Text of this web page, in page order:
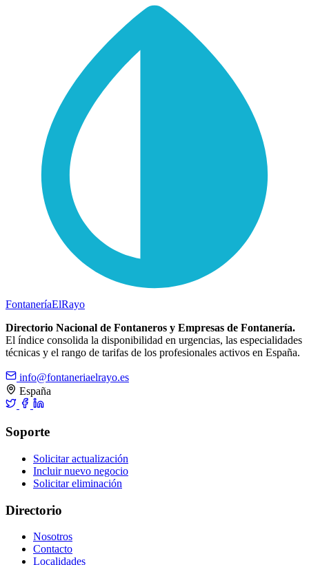
FontaneríaElRayo
Directorio Nacional de Fontaneros y Empresas de Fontanería.
El índice consolida la disponibilidad en urgencias, las especialidades
técnicas y el rango de tarifas de los profesionales activos en España.
info@fontaneriaelrayo.es
España
Soporte
Solicitar actualización
Incluir nuevo negocio
Solicitar eliminación
Directorio
Nosotros
Contacto
Localidades